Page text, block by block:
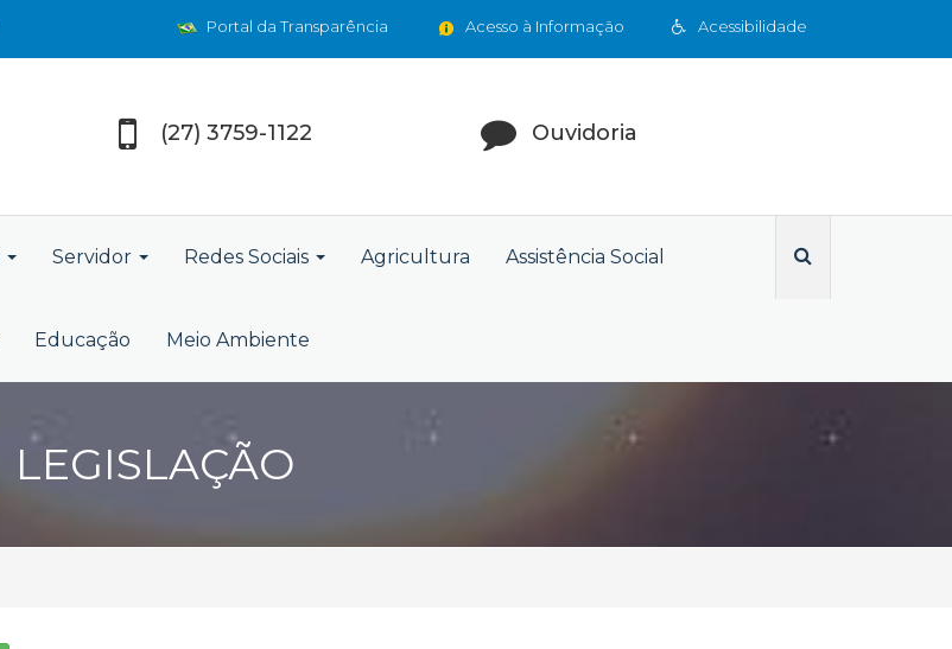
Acessibilidade
Acesso à Informação
Portal da Transparência
(27) 3759-1122 Ouvidoria
Servidor Redes Sociais Agricultura Assistência Social
Educação Meio Ambiente
LEGISLAÇÃO